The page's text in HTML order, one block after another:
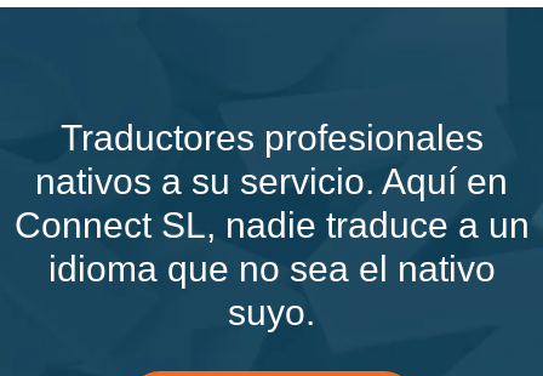
Traductores profesionales
nativos a su servicio. Aquí en
Connect SL, nadie traduce a un
idioma que no sea el nativo
suyo.